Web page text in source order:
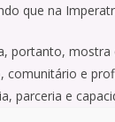
que na
portanto, mostra
comunitário e
parceria e